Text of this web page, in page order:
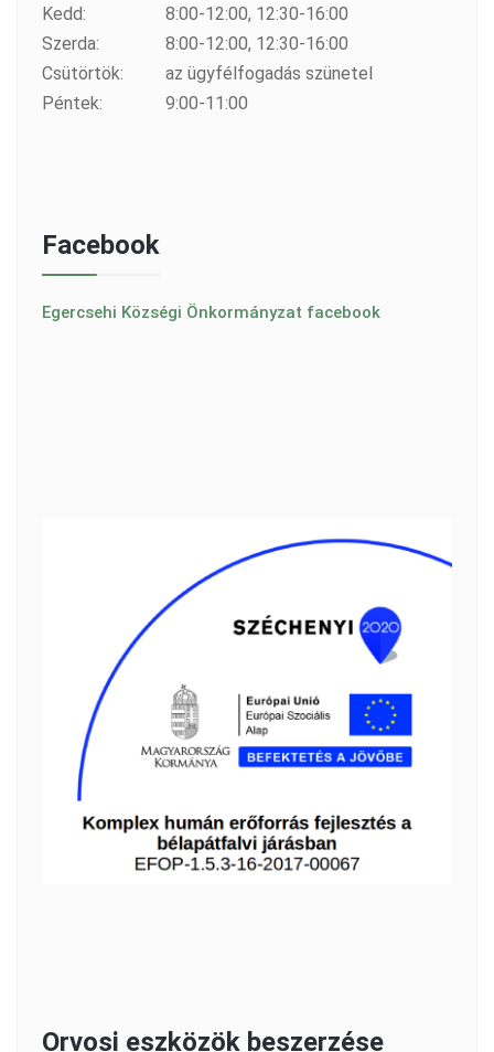
Kedd:
8:00-12:00, 12:30-16:00
Szerda:
8:00-12:00, 12:30-16:00
Csütörtök:
az ügyfélfogadás szünetel
Péntek:
9:00-11:00
Facebook
Egercsehi Községi Önkormányzat facebook
Orvosi eszközök beszerzése